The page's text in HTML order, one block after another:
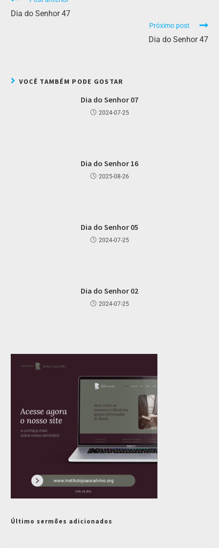
Dia do Senhor 47
Próximo post
Dia do Senhor 47
VOCÊ TAMBÉM PODE GOSTAR
Dia do Senhor 07
2024-07-25
Dia do Senhor 16
2025-08-26
Dia do Senhor 05
2024-07-25
Dia do Senhor 02
2024-07-25
Último sermões adicionados